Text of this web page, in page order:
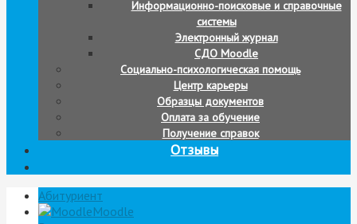
Информационно-поисковые и справочные
системы
Электронный журнал
СДО Moodle
Социально-психологическая помощь
Центр карьеры
Образцы документов
Оплата за обучение
Получение справок
Отзывы
Абитуриент
Moodle